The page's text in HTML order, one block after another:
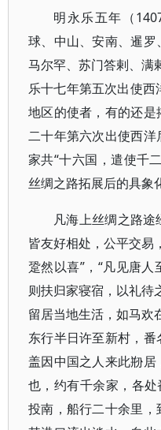
明永乐五年（
球、中山、安南、暹
马尔罕、苏门答剌、满
乐十七年第五次出使
地区的使者，有的还
二十年第六次出使西
家共“十六国，遣使千
丝绸之路拓展后的具象
凡海上丝绸之路
皆友好相处，公平交易
跫然以喜”，“凡见唐人
则扶归家寝宿，以礼待
留居当地生活，如马欢
东行半日许至新村，番
盖因中国之人来此剙
也，约有千余家，各
投南，船行二十余里，